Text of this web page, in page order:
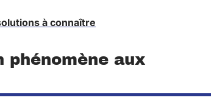
à connaître
phénomène aux